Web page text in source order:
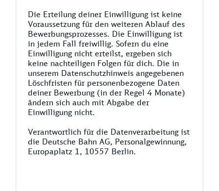
Die Erteilung deiner Einwilligung ist keine
Voraussetzung für den weiteren Ablauf des
Bewerbungsprozesses. Die Einwilligung ist
in jedem Fall freiwillig. Sofern du eine
Einwilligung nicht erteilst, ergeben sich
keine nachteiligen Folgen für dich. Die in
unserem Datenschutzhinweis angegebenen
Löschfristen für personenbezogene Daten
deiner Bewerbung (in der Regel 4 Monate)
ändern sich auch mit Abgabe der
Einwilligung nicht.
Verantwortlich für die Datenverarbeitung ist
die Deutsche Bahn AG, Personalgewinnung,
Europaplatz 1, 10557 Berlin.